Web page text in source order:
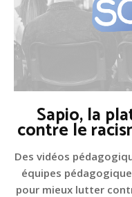
Sapio, la
contre le
Des vidéos
équipes
pour mieux lutter